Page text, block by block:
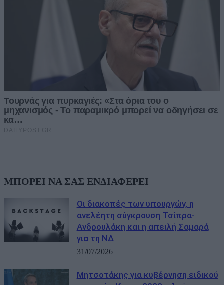
ΜΠΟΡΕΙ ΝΑ ΣΑΣ ΕΝΔΙΑΦΕΡΕΙ
Οι διακοπές των υπουργών, η
ανελέητη σύγκρουση Τσίπρα-
Ανδρουλάκη και η απειλή Σαμαρά
για τη ΝΔ
31/07/2026
Μητσοτάκης για κυβέρνηση ειδικού